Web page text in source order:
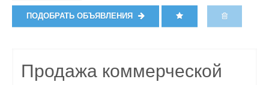
ПОДОБРАТЬ ОБЪЯВЛЕНИЯ
Продажа коммерческой